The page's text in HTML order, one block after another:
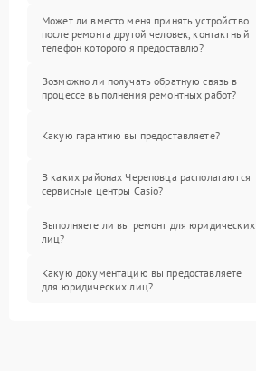
Может ли вместо меня принять устройство
после ремонта другой человек, контактный
телефон которого я предоставлю?
Возможно ли получать обратную связь в
процессе выполнения ремонтных работ?
Какую гарантию вы предоставляете?
В каких районах Череповца располагаются
сервисные центры Casio?
Выполняете ли вы ремонт для юридических
лиц?
Какую документацию вы предоставляете
для юридических лиц?